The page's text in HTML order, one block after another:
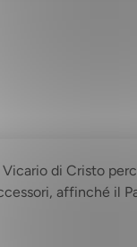
di Cristo
affinché il